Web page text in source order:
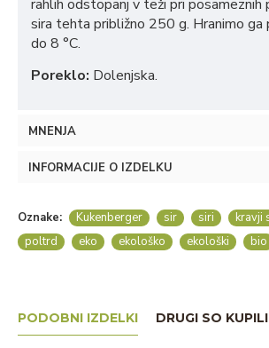
rahlih odstopanj v teži pri posameznih
sira tehta približno 250 g. Hranimo ga
do 8 °C.
Poreklo: Dolenjska.
MNENJA
INFORMACIJE O IZDELKU
Oznake: Kukenberger sir siri kravji
poltrd
eko ekološko ekološki bio
PODOBNI IZDELKI DRUGI SO